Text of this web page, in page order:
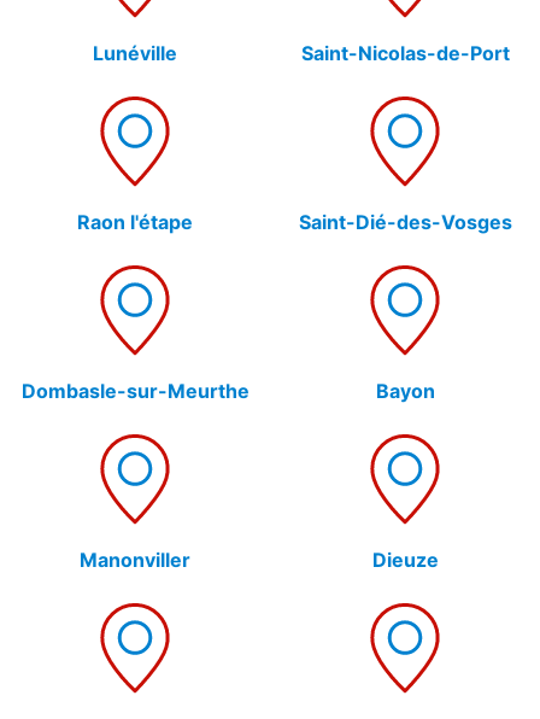
Lunéville Saint-Nicolas-de-Port
Raon l'étape Saint-Dié-des-Vosges
Dombasle-sur-Meurthe Bayon
Manonviller Dieuze